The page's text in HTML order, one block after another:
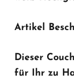
Artikel
Dieser
für Ihr zu